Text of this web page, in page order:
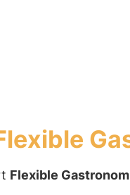
Flexible